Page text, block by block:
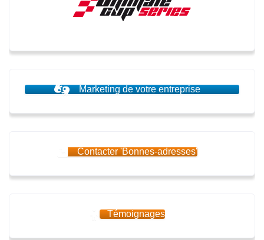
Marketing de votre entreprise
Contacter 'Bonnes-adresses'
Témoignages